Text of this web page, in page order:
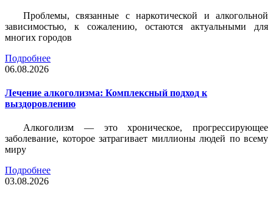
Проблемы, связанные с наркотической и алкогольной
зависимостью, к сожалению, остаются актуальными для
многих городов
Подробнее
06.08.2026
Лечение алкоголизма: Комплексный подход к
выздоровлению
Алкоголизм — это хроническое, прогрессирующее
заболевание, которое затрагивает миллионы людей по всему
миру
Подробнее
03.08.2026